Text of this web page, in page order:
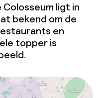
Colosseum ligt in
bekend om de
en
topper is